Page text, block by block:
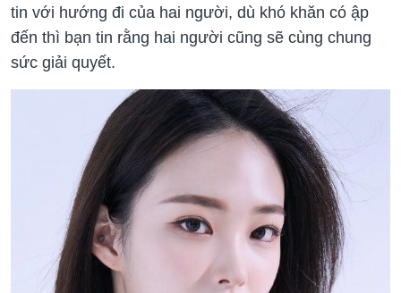
tin với hướng đi của hai người, dù khó khăn có ập
đến thì bạn tin rằng hai người cũng sẽ cùng chung
sức giải quyết.